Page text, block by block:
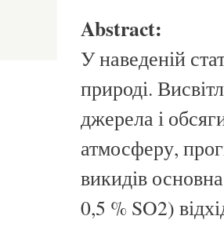
Abstract:
У наведеній
природі.
джерела і
атмосферу,
викидів
0,5 % SO2)